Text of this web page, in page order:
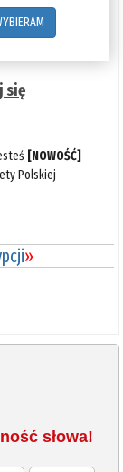
się
[NOWOŚĆ]
Polskiej
»
słowa!